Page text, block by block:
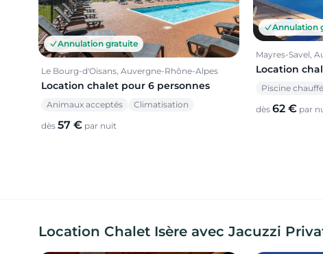
Annulation gratuite
Le Bourg-d'Oisans, Auvergne-Rhône-Alpes
Location chalet pour 6 personnes
Animaux acceptés Climatisation
dès 57 € par nuit
Annulation
Mayres-Savel,
Location
Piscine
dès 62 € par
Location Chalet Isère avec Jacuzzi